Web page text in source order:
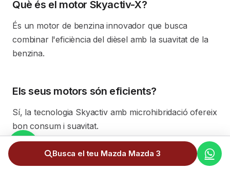
Què és el motor Skyactiv-X?
És un motor de benzina innovador que busca
combinar l'eficiència del dièsel amb la suavitat de la
benzina.
Els seus motors són eficients?
Sí, la tecnologia Skyactiv amb microhibridació ofereix
bon consum i suavitat.
Destaca per la qualitat?
Busca el teu Mazda Mazda 3